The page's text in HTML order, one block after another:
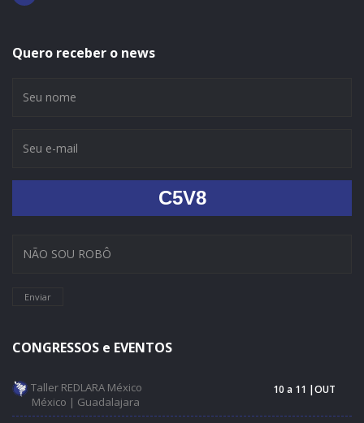
Quero receber o news
C5V8
Enviar
CONGRESSOS e EVENTOS
Taller REDLARA México
México | Guadalajara
10 a 11 |OUT